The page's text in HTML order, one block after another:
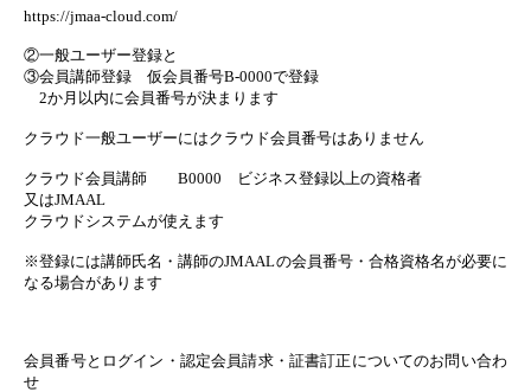
https://jmaa-cloud.com/
②一般ユーザー登録と
③会員講師登録 仮会員番号B-0000で登録
2か月以内に会員番号が決まります
クラウド一般ユーザーにはクラウド会員番号はありません
クラウド会員講師 B0000 ビジネス登録以上の資格者
又はJMAAL
クラウドシステムが使えます
※登録には講師氏名・講師のJMAALの会員番号・合格資格名が必要に
なる場合があります
会員番号とログイン・認定会員請求・証書訂正についてのお問い合わ
せ